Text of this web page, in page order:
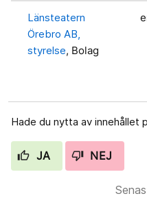
Länsteatern
Örebro AB,
styrelse, Bolag
Hade du nytta av innehållet
JA NEJ